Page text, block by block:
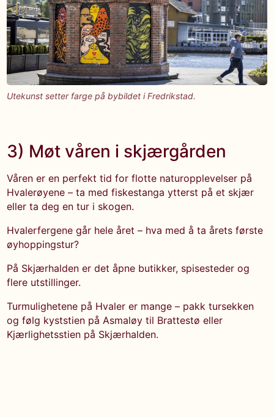
Utekunst setter farge på bybildet i Fredrikstad.
3) Møt våren i skjærgården
Våren er en perfekt tid for flotte naturopplevelser på
Hvalerøyene – ta med fiskestanga ytterst på et skjær
eller ta deg en tur i skogen.
Hvalerfergene går hele året – hva med å ta årets første
øyhoppingstur?
På Skjærhalden er det åpne butikker, spisesteder og
flere utstillinger.
Turmulighetene på Hvaler er mange – pakk tursekken
og følg kyststien på Asmaløy til Brattestø eller
Kjærlighetsstien på Skjærhalden.